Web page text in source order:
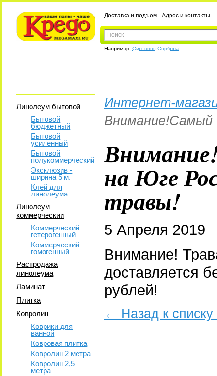
Доставка и подъем Адрес и контакты
Например, Синтерос Сорбона
Линолеум бытовой
Бытовой
бюджетный
Бытовой
усиленный
Бытовой
полукоммерческий
Эксклюзив -
ширина 5 м.
Клей для
линолеума
Линолеум
коммерческий
Коммерческий
гетерогенный
Коммерческий
гомогенный
Распродажа
линолеума
Ламинат
Плитка
Ковролин
Коврики для
ванной
Ковровая плитка
Ковролин 2 метра
Ковролин 2,5
метра
Интернет-
Внимание!Самый
на Юге
травы!
5 Апреля 2019
Внимание!
доставляется
рублей!
← Назад к списку